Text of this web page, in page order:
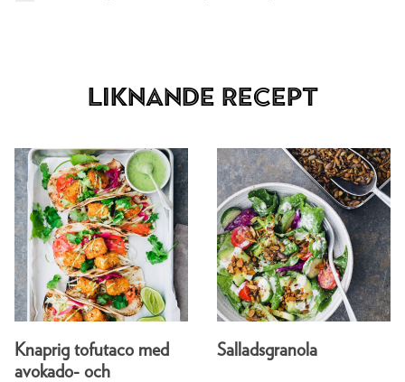
Liknande recept
Knaprig tofutaco med
avokado- och
Salladsgranola